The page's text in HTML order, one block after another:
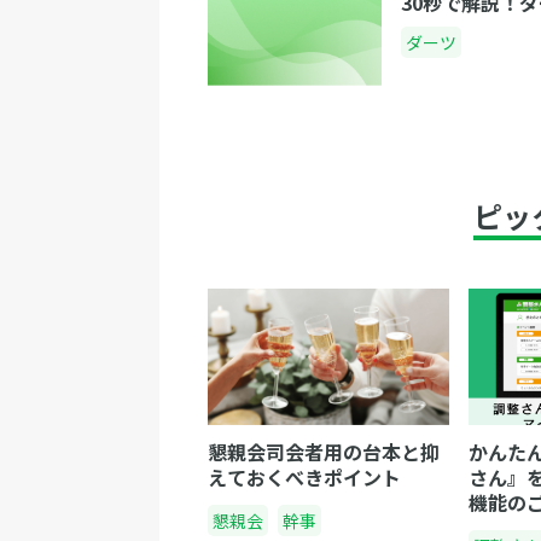
ダーツ
ピ
懇親会司会者用の台本と抑
えておくべきポイント
懇親会 幹事
かんた
さん』
機能の